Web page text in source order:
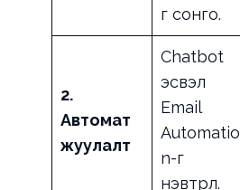
г сонго.
2.
Автомат
жуулалт
Chatbot
эсвэл
Email
Automatio
n-г
нэвтрүүл.